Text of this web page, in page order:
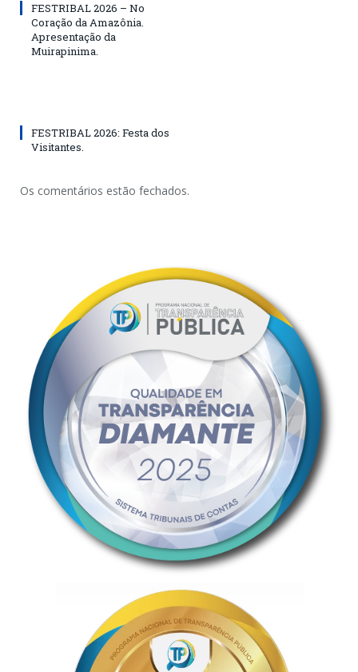
FESTRIBAL 2026 – No
Coração da Amazônia.
Apresentação da
Muirapinima.
FESTRIBAL 2026: Festa dos
Visitantes.
Os comentários estão fechados.